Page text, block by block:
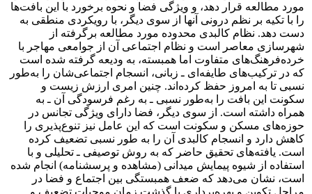
مورد مطالعه قرار دهد، و ویژگی فضا و نحوه برخورد با این بافت‌ها
را با تکیه بر نظم درونی آنها از سوی دیگر، با رویکردی منطقی به
دست دهد. نظام کالبدی محدوده مورد مطالعه برگرفته از
شهرسازی معاصر است و نظام اجتماعی آن از جوامعی مهاجر با
خرده‌فرهنگ‌های متفاوت اما همبسته، به ودیعه گرفته شده است
که در ترکیب‌های طایفه‌ای ـ زبانی، انسجام اجتماعی‌شان را به‌طور
نسبی تا به امروز حفظ کرده‌اند. چنین امری ارزش زیست و
سکونت این بافت را به‌طور نسبی ـ به رغم فرسودگی آن ـ به
همراه داشته است. از سوی دیگر، فضا دارای ویژگی تجانس در
حوزه‌های مسکن و سکونت است که این عامل نیز تنوع‌پذیری را
کاهش دارد و انسجام کالبدی آن را به طور نسبی تضعیف کرده
است. یافته‌های تحقیق حاضر که به روش توصیفی ـ تحلیلی و با
استفاده از شیوه پیمایش میدانی (مشاهده و پرسشنامه) انجام شده
است، نشان می‌دهد که ضعف همبستگی بین اجتماع و فضا در
مراحل تکوین و بهره‌برداری با گذشت زمان موجبات تضعیف و